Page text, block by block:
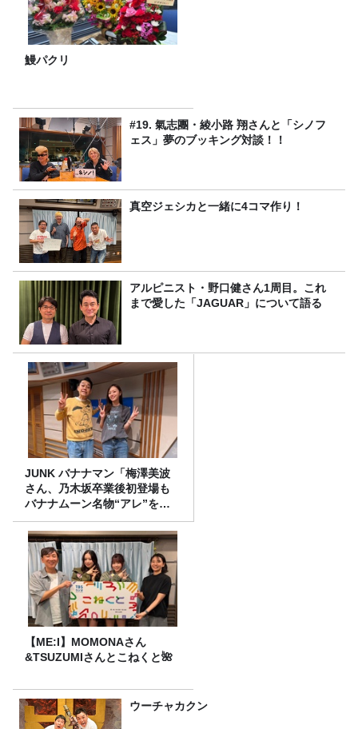
鰻パクリ
#19. 氣志團・綾小路 翔さんと「シノフ
ェス」夢のブッキング対談！！
真空ジェシカと一緒に4コマ作り！
アルピニスト・野口健さん1周目。これ
まで愛した「JAGUAR」について語る
JUNK バナナマン「梅澤美波
さん、乃木坂卒業後初登場も
バナナムーン名物“アレ”を喰
らう」
【ME:I】MOMONAさん
&TSUZUMIさんとこねくと🌺
ウーチャカクン